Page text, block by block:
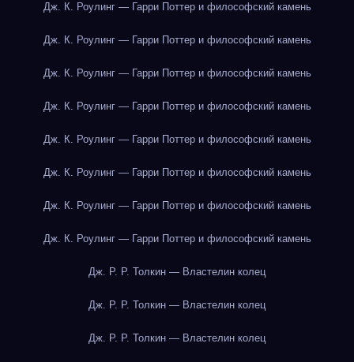
Дж. К. Роулинг — Гарри Поттер и философский камень
Дж. К. Роулинг — Гарри Поттер и философский камень
Дж. К. Роулинг — Гарри Поттер и философский камень
Дж. К. Роулинг — Гарри Поттер и философский камень
Дж. К. Роулинг — Гарри Поттер и философский камень
Дж. К. Роулинг — Гарри Поттер и философский камень
Дж. К. Роулинг — Гарри Поттер и философский камень
Дж. К. Роулинг — Гарри Поттер и философский камень
Дж. Р. Р. Толкин — Властелин колец
Дж. Р. Р. Толкин — Властелин колец
Дж. Р. Р. Толкин — Властелин колец